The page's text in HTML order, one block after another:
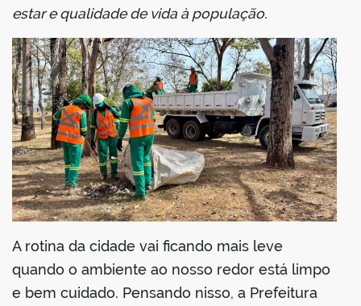
estar e qualidade de vida à população.
A rotina da cidade vai ficando mais leve
quando o ambiente ao nosso redor está limpo
e bem cuidado. Pensando nisso, a Prefeitura